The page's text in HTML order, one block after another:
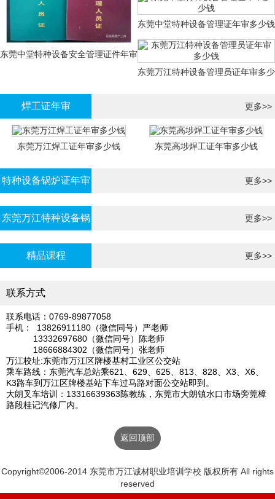
东莞中堂特种设备安全管理证件年审
东莞中堂特种设备管理证年审多少钱
东莞万江特种设备管理员证年审多少
焊工证年审 更多>>
东莞万江焊工证年审多少钱 东莞高埗焊工证年审多少钱
特种设备锅炉证年审 更多>>
东莞万江特种设备锅
炉证年审
更多>>
精品课程 更多>>
联系方式
联系电话：0769-89877058
手机： 13826911180（微信同号）严老师
13332697680（微信同号）陈老师
18666884302（微信同号）张老师
万江校址:东莞市万江区牌楼基村工业区公交站
乘车路线：东莞汽车总站乘621、629、625、813、828、X3、X6、
K3路车到万江区牌楼基站下车过马路对面公交站即到。
大朗叉车培训：13316639363陈教练，东莞市大朗镇水口市场旁莞樟
路段桂记汽修厂内。
返回顶部
Copyright©2006-2014 东莞市万江诚材职业培训学校 版权所有 All rights
reserved